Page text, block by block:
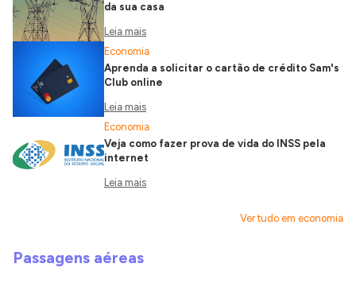
da sua casa
Leia mais
Economia
Aprenda a solicitar o cartão de crédito Sam's
Club online
Leia mais
Economia
Veja como fazer prova de vida do INSS pela
internet
Leia mais
Ver tudo em economia
Passagens aéreas